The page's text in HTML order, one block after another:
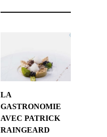
LA
GASTRONOMIE
AVEC PATRICK
RAINGEARD